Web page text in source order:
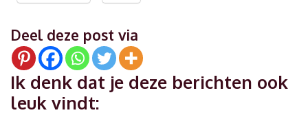
Deel deze post via
Ik denk dat je deze berichten ook
leuk vindt: